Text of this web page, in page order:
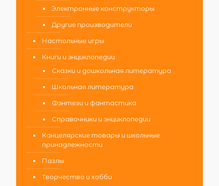
Электронные конструкторы
Другие производители
Настольные игры
Книги и энциклопедии
Сказки и дошкольная литература
Школьная литература
Фэнтези и фантастика
Справочники и энциклопедии
Канцелярские товары и школьные
принадлежности
Пазлы
Творчество и хобби